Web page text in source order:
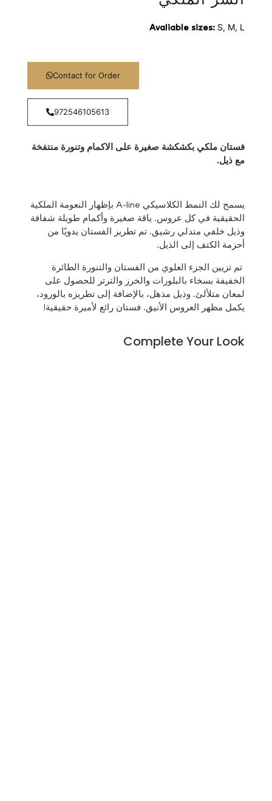
Avaliable sizes: S, M, L
Contact for Order
972546105613
فستان ملكي بكشكشة صغيرة على الاكمام وتنورة منتفخة
مع ذيل.
يسمح لك النمط الكلاسيكي A-line بإظهار النعومة الملكية
الحقيقية في كل عروس. ياقة صغيرة وأكمام طويلة شفافة
وذيل خلفي متدلي رشيق. تم تطريز الفستان يدويًا من
أحزمة الكتف إلى الذيل.
تم تزيين الجزء العلوي من الفستان والتنورة الطائرة
الخفيفة بسخاء بالبلورات والخرز والترتر للحصول على
لمعان متلألئ. وذيل مذهل، بالإضافة إلى تطريزه بالورود،
يكمل مظهر العروس الأنيق. فستان رائع لأميرة حقيقية!
Complete Your Look